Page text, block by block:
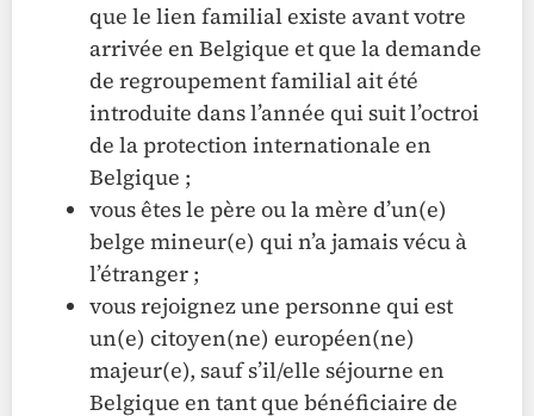
que le lien familial existe avant votre
arrivée en Belgique et que la demande
de regroupement familial ait été
introduite dans l’année qui suit l’octroi
de la protection internationale en
Belgique ;
vous êtes le père ou la mère d’un(e)
belge mineur(e) qui n’a jamais vécu à
l’étranger ;
vous rejoignez une personne qui est
un(e) citoyen(ne) européen(ne)
majeur(e), sauf s’il/elle séjourne en
Belgique en tant que bénéficiaire de